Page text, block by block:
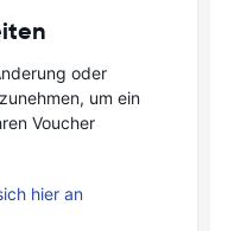
oder
um ein
Voucher
hier an